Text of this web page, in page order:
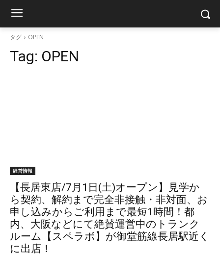
タグ OPEN
Tag: OPEN
経営情報
【長居東店/7月1日(土)オープン】見学か
ら契約、解約まで完全非接触・非対面、お
申し込みからご利用まで最短1時間！都
内、大阪などにて絶賛運営中のトランク
ルーム【スペラボ】が御堂筋線長居駅近く
に出店！